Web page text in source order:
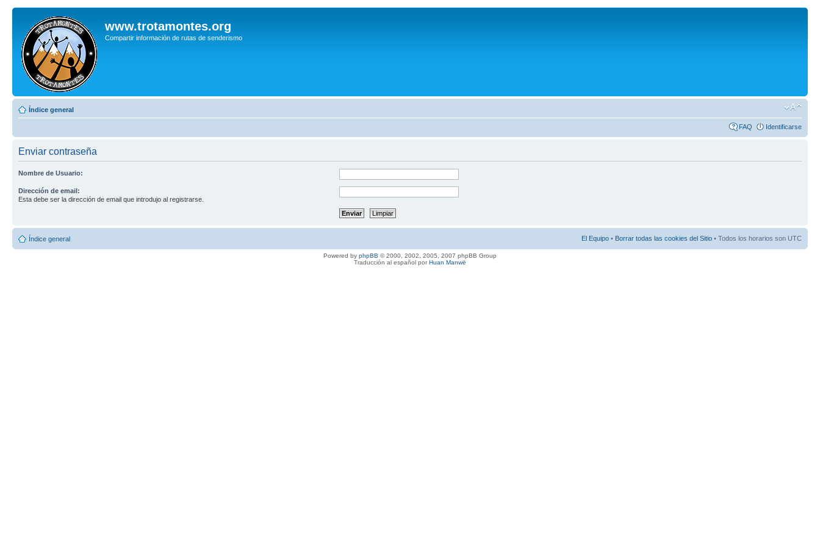
www.trotamontes.org
Compartir información de rutas de senderismo
Índice general
FAQ Identificarse
Enviar contraseña
Nombre de Usuario:
Dirección de email:
Esta debe ser la dirección de email que introdujo al registrarse.
Índice general El Equipo • Borrar todas las cookies del Sitio • Todos los horarios son UTC
Powered by phpBB © 2000, 2002, 2005, 2007 phpBB Group
Traducción al español porHuan Manwë